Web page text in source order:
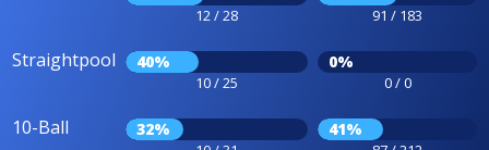
12 / 28 91 / 183
Straightpool 40%
10 / 25
0%
0 / 0
10-Ball 32% 41%